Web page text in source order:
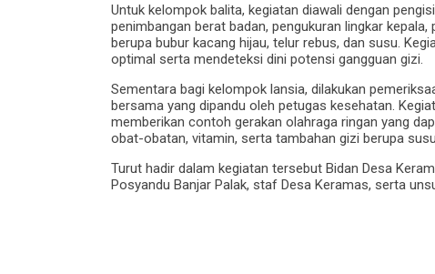
Untuk kelompok balita, kegiatan diawali dengan
penimbangan berat badan, pengukuran lingkar
berupa bubur kacang hijau, telur rebus, dan susu.
optimal serta mendeteksi dini potensi gangguan gizi.
Sementara bagi kelompok lansia, dilakukan
bersama yang dipandu oleh petugas kesehatan.
memberikan contoh gerakan olahraga ringan yang
obat-obatan, vitamin, serta tambahan gizi berupa
Turut hadir dalam kegiatan tersebut Bidan Desa
Posyandu Banjar Palak, staf Desa Keramas, serta